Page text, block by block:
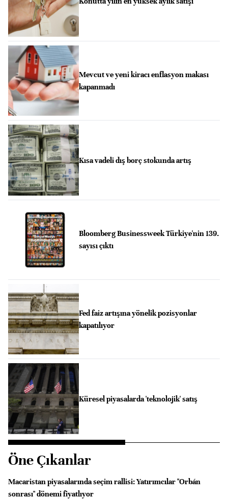
Mevcut ve yeni kiracı enflasyon makası
kapanmadı
Kısa vadeli dış borç stokunda artış
Bloomberg Businessweek Türkiye'nin 139.
sayısı çıktı
Fed faiz artışına yönelik pozisyonlar
kapatılıyor
Küresel piyasalarda 'teknolojik' satış
Öne Çıkanlar
Macaristan piyasalarında seçim rallisi: Yatırımcılar "Orbán
sonrası" dönemi fiyatlıyor